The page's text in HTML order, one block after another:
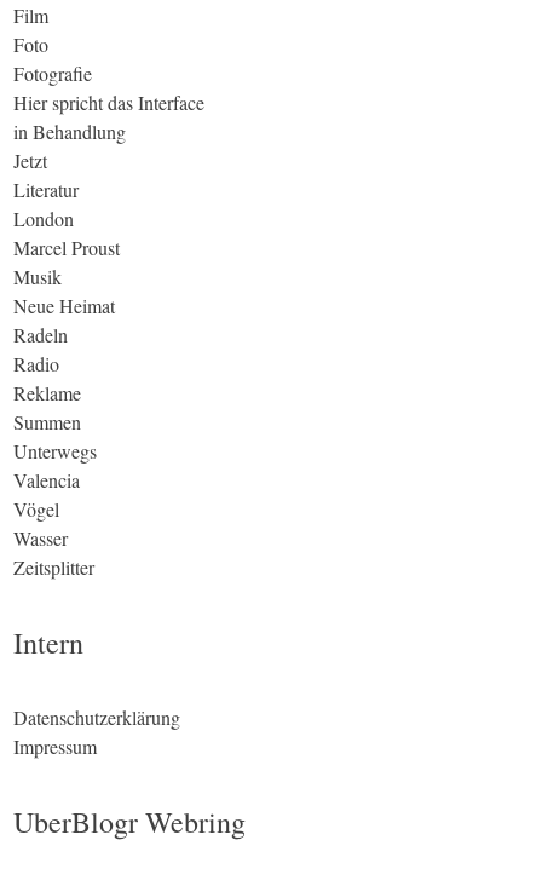
Film
Foto
Fotografie
Hier spricht das Interface
in Behandlung
Jetzt
Literatur
London
Marcel Proust
Musik
Neue Heimat
Radeln
Radio
Reklame
Summen
Unterwegs
Valencia
Vögel
Wasser
Zeitsplitter
Intern
Datenschutzerklärung
Impressum
UberBlogr Webring